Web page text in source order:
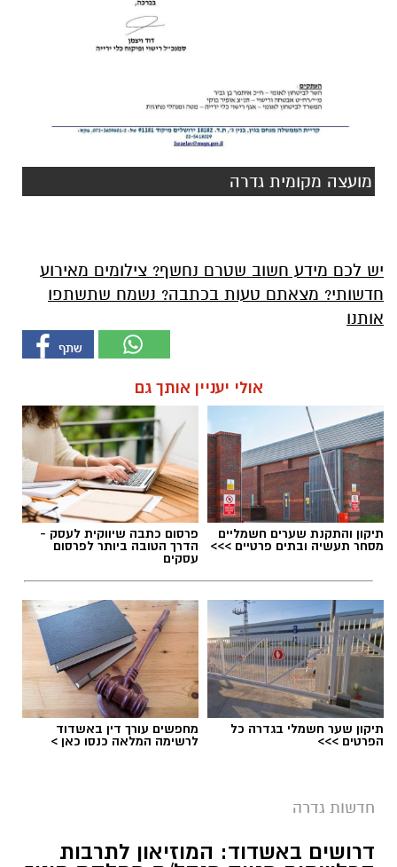
מועצה מקומית גדרה
יש לכם מידע חשוב שטרם נחשף? צילומים מאירוע
חדשותי? מצאתם טעות בכתבה? נשמח שתשתפו
אותנו
אולי יעניין אותך גם
תיקון והתקנת שערים חשמליים
מסחר תעשיה ובתים פרטיים >>>
פרסום כתבה שיווקית לעסק -
הדרך הטובה ביותר לפרסום
עסקים
תיקון שער חשמלי בגדרה כל
הפרטים >>>
מחפשים עורך דין באשדוד
לרשימה המלאה כנסו כאן >
חדשות גדרה
דרושים באשדוד: המוזיאון לתרבות